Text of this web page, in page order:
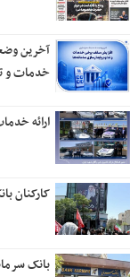
آخرین
خدمات و
ارائه
کارکنان
بانک